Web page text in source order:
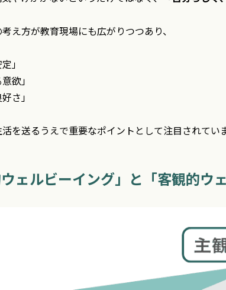
え方が教育現場にも広がりつつあり、
」
欲」
さ」
を送るうえで重要なポイントとして注目されていま
ウェルビーイング」と「客観的ウ